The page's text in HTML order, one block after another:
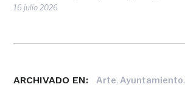
16 julio 2026
ARCHIVADO EN: Arte,Ayuntamiento,